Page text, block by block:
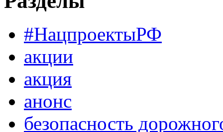
#НацпроектыРФ
акции
акция
анонс
безопасность